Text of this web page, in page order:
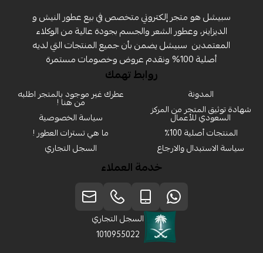
سبيشل هو متجر إلكتروني متخصص في بيع عطور النيش و
الديزاينر، وعطور الشعر والجسم بجودة عالية من الوكلاء
المعتمدين ‏ سبيشل يضمن بأن جميع المنتجات التي لديه
أصلية 100% ونقدم عروض وخصومات مستمرة
روابط تهمك
المدونة
شهادة توثيق المتجر من المركز
السعودي للأعمال
المنتجات أصلية 100٪
سياسة الاستبدال والارجاع
عطرك غير موجود بالمتجر اطلبه
من هنا !
سياسة الخصوصية
ما هي تسترات العطور !
السجل التجاري
خدمة العملاء
السجل التجاري
1010955022